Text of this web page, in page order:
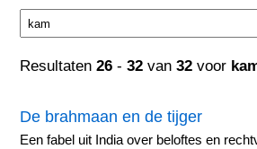
Resultaten26 -32 van32 voor
De brahmaan en de tijger
Een fabel uit India over beloftes en